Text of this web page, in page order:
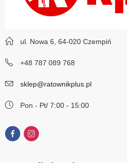
ul. Nowa 6, 64-020 Czempiń
+48 787 089 768
sklep@ratownikplus.pl
Pon - Pt/ 7:00 - 15:00